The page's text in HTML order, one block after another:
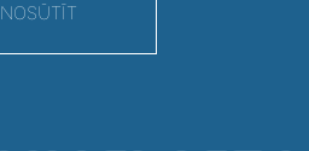
NOSŪTĪT